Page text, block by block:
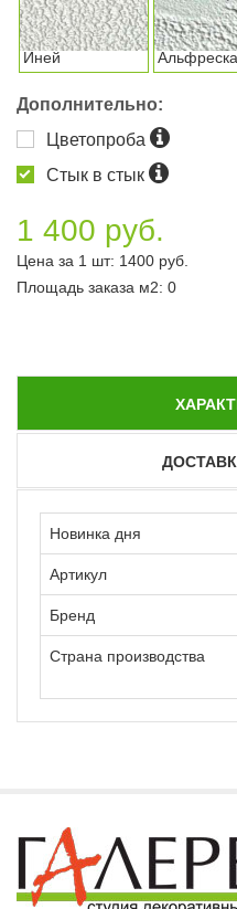
Иней Альфреска
Дополнительно:
Цветопроба
Стык в стык
1 400 руб.
Цена за 1 шт: 1400 руб.
Площадь заказа м2: 0
Новинка дня
Артикул
Бренд
Страна производства